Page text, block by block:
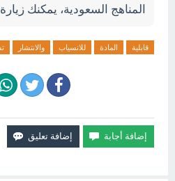
المناهج السعودية، يمكنك زيارة
قابلية المادة للانسياب والانتشار